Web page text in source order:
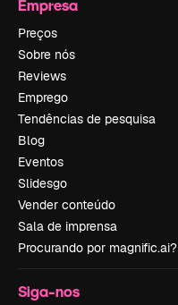
Empresa
Preços
Sobre nós
Reviews
Emprego
Tendências de pesquisa
Blog
Eventos
Slidesgo
Vender conteúdo
Sala de imprensa
Procurando por magnific.ai?
Siga-nos